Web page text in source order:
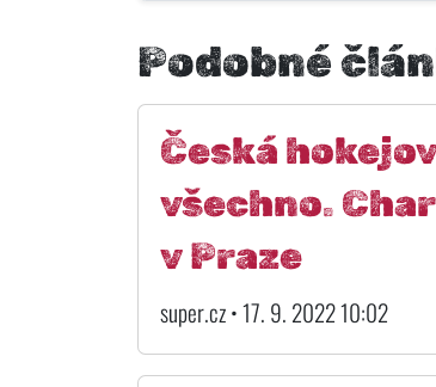
Podobné
Česká
všechno.
v Praze
super.cz • 17. 9. 2022 10:02